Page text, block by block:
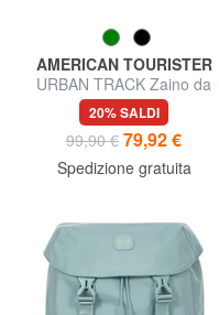
AMERICAN TOURISTER
URBAN TRACK Zaino da
viaggio
20% SALDI
99,90 € 79,92 €
Spedizione gratuita